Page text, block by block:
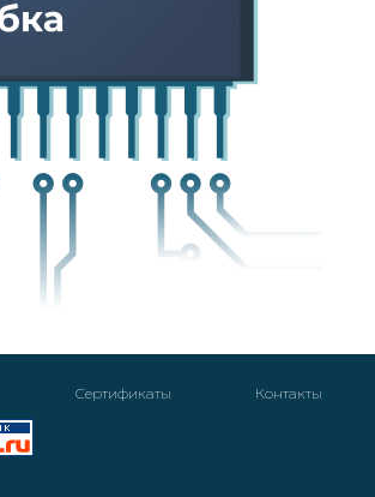
Cертификаты Контакты